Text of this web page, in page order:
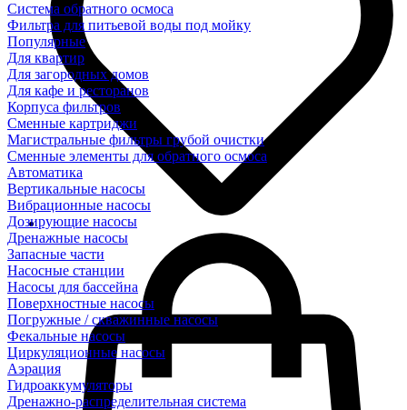
Система обратного осмоса
Фильтра для питьевой воды под мойку
Популярные
Для квартир
Для загородных домов
Для кафе и ресторанов
Корпуса фильтров
Сменные картриджи
Магистральные фильтры грубой очистки
Сменные элементы для обратного осмоса
Автоматика
Вертикальные насосы
Вибрационные насосы
Дозирующие насосы
Дренажные насосы
Запасные части
Насосные станции
Насосы для бассейна
Поверхностные насосы
Погружные / скважинные насосы
Фекальные насосы
Циркуляционные насосы
Аэрация
Гидроаккумуляторы
Дренажно-распределительная система